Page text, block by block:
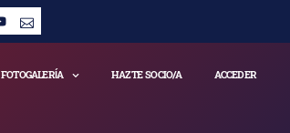
FOTOGALERÍA HAZTE SOCIO/A ACCEDER